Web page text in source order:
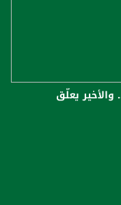
والأخير يعلّق